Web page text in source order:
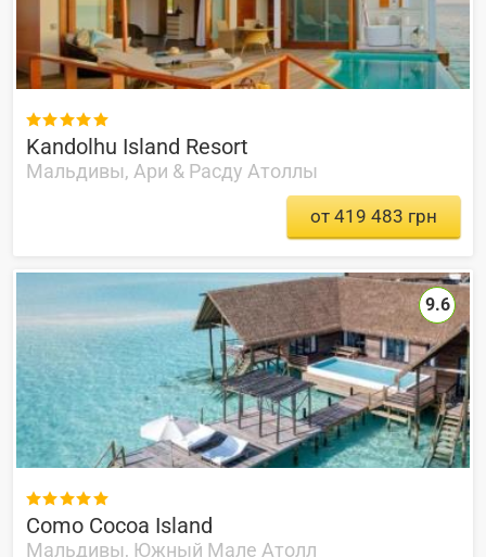

Kandolhu Island Resort
Мальдивы, Ари & Расду Атоллы
от 419 483 грн

Como Cocoa Island
Мальдивы, Южный Мале Атолл
9.6